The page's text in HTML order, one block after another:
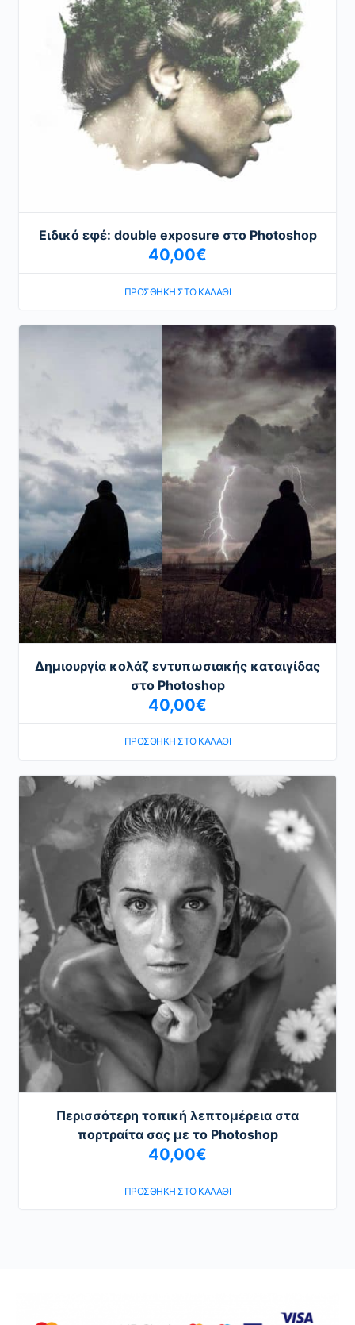
Ειδικό εφέ: double exposure στο Photoshop
40,00€
ΠΡΟΣΘΉΚΗ ΣΤΟ ΚΑΛΆΘΙ
Δημιουργία κολάζ εντυπωσιακής καταιγίδας
στο Photoshop
40,00€
ΠΡΟΣΘΉΚΗ ΣΤΟ ΚΑΛΆΘΙ
Περισσότερη τοπική λεπτομέρεια στα
πορτραίτα σας με το Photoshop
40,00€
ΠΡΟΣΘΉΚΗ ΣΤΟ ΚΑΛΆΘΙ